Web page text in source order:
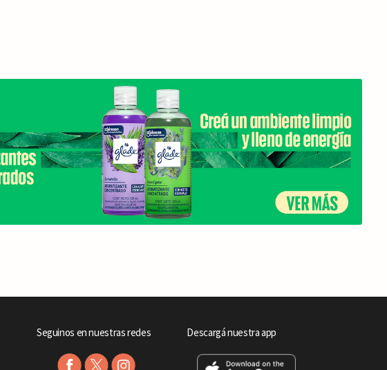
Seguinos en nuestras redes Descargá nuestra app